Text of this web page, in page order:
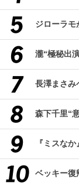
ジローラモ
瀧“極秘出
長澤まさみ
森下千里“
『ミスな
ベッキー復